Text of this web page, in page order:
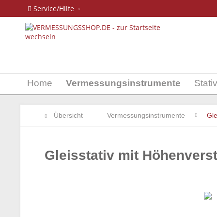
Service/Hilfe
Home Vermessungsinstrumente
Übersicht Vermessungsinstrumente
Gleisstativ mit